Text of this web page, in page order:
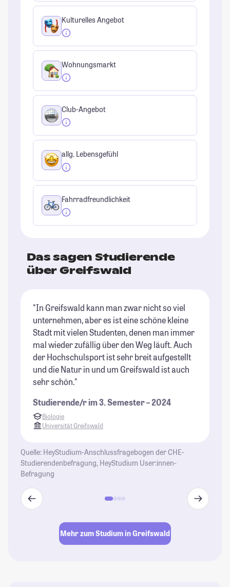
Kulturelles Angebot
Wohnungsmarkt
Club-Angebot
allg. Lebensgefühl
Fahrradfreundlichkeit
Das sagen Studierende
über Greifswald
"In Greifswald kann man zwar nicht so viel
unternehmen, aber es ist eine schöne kleine
Stadt mit vielen Studenten, denen man immer
mal wieder zufällig über den Weg läuft. Auch
der Hochschulsport ist sehr breit aufgestellt
und die Natur in und um Greifswald ist auch
sehr schön."
Studierende/r im 3. Semester – 2024
Biologie
Universität Greifswald
Quelle: HeyStudium-Anschlussfragebogen der CHE-
Studierendenbefragung, HeyStudium User:innen-
Befragung
Mehr zum Studium in Greifswald